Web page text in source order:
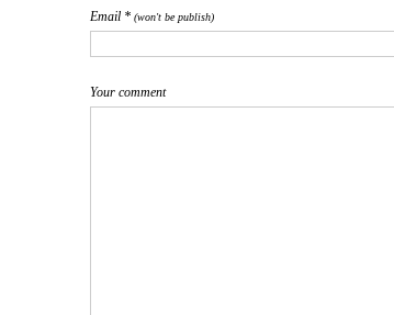
Email * (won't be publish)
Your comment